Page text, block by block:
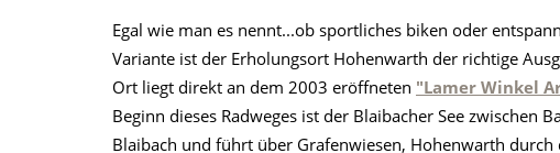
Egal wie man es nennt...ob sportliches biken oder
Variante ist der Erholungsort Hohenwarth der richtige
Ort liegt direkt an dem 2003 eröffneten "Lamer Winkel
Beginn dieses Radweges ist der Blaibacher See zwischen
Blaibach und führt über Grafenwiesen, Hohenwarth durch